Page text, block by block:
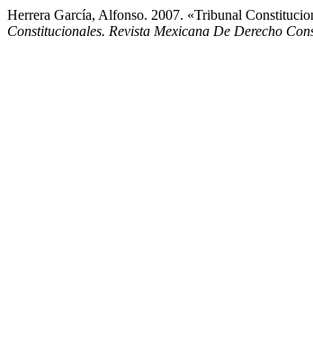
Herrera García, Alfonso. 2007. «Tribunal
Constitucionales. Revista Mexicana De Derecho